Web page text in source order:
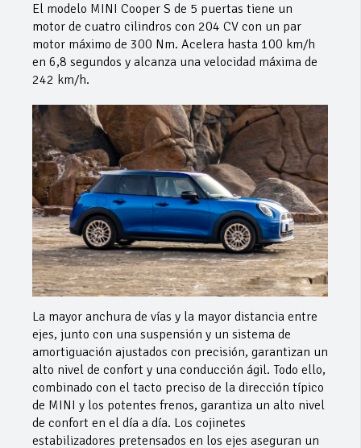
El modelo MINI Cooper S de 5 puertas tiene un
motor de cuatro cilindros con 204 CV con un par
motor máximo de 300 Nm. Acelera hasta 100 km/h
en 6,8 segundos y alcanza una velocidad máxima de
242 km/h.
La mayor anchura de vías y la mayor distancia entre
ejes, junto con una suspensión y un sistema de
amortiguación ajustados con precisión, garantizan un
alto nivel de confort y una conducción ágil. Todo ello,
combinado con el tacto preciso de la dirección típico
de MINI y los potentes frenos, garantiza un alto nivel
de confort en el día a día. Los cojinetes
estabilizadores pretensados en los ejes aseguran un